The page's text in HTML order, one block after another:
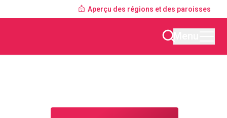
Aperçu des régions et des paroisses